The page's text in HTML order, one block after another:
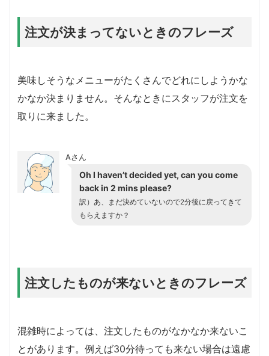
注文が決まってないときのフレーズ
美味しそうなメニューがたくさんでどれにしようかな
かなか決まりません。そんなときにスタッフが注文を
取りに来ました。
Aさん
Oh I haven’t decided yet, can you come
back in 2 mins please?
訳）あ、まだ決めていないので2分後に戻ってきて
もらえますか？
注文したものが来ないときのフレーズ
混雑時によっては、注文したものがなかなか来ないこ
とがあります。例えば30分待っても来ない場合は遠慮